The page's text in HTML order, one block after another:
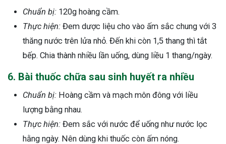
Chuẩn bị: 120g hoàng cầm.
Thực hiện: Đem dược liệu cho vào ấm sắc chung với 3
thăng nước trên lửa nhỏ. Đến khi còn 1,5 thang thì tắt
bếp. Chia thành nhiều lần uống, dùng liều 1 thang/ngày.
6. Bài thuốc chữa sau sinh huyết ra nhiều
Chuẩn bị: Hoàng cầm và mạch môn đông với liều
lượng bằng nhau.
Thực hiện: Đem sắc với nước để uống như nước lọc
hằng ngày. Nên dùng khi thuốc còn ấm nóng.